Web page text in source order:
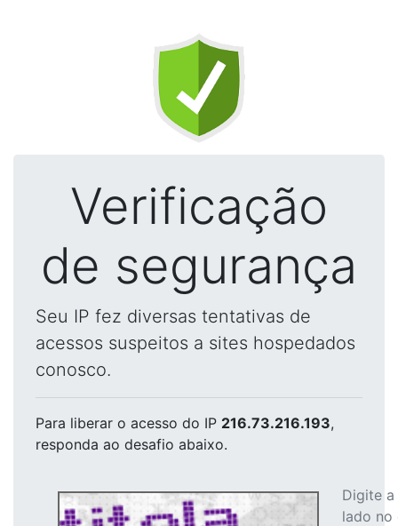
Verificação
de segurança
Seu IP fez diversas tentativas de
acessos suspeitos a sites hospedados
conosco.
Para liberar o acesso do IP 216.73.216.193,
responda ao desafio abaixo.
Digite
lado no